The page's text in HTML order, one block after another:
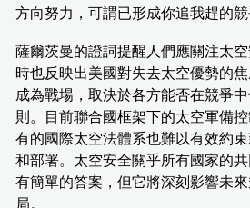
方向努力，可謂已形成你追我趕的競
薩爾茨曼的證詞提醒人們應關注太
時也反映出美國對失去太空優勢的
成為戰場，取決於各方能否在競爭
則。目前聯合國框架下的太空軍備
有的國際太空法體系也難以有效約
和部署。太空安全關乎所有國家的
有簡單的答案，但它將深刻影響未
局。